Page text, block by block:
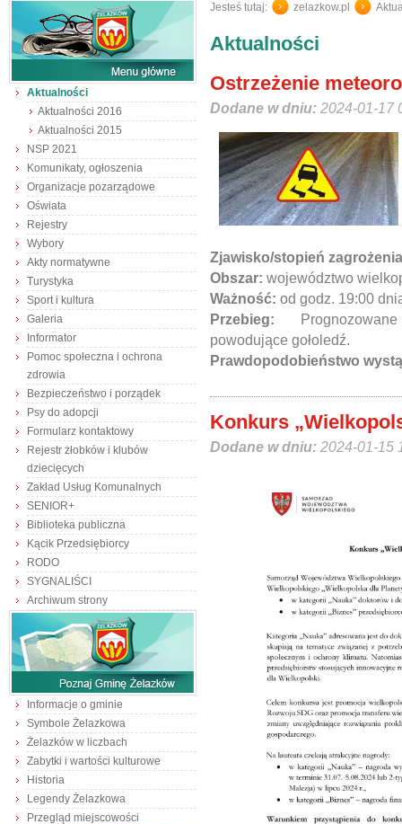
Aktualności
Aktualności 2016
Aktualności 2015
NSP 2021
Komunikaty, ogłoszenia
Organizacje pozarządowe
Oświata
Rejestry
Wybory
Akty normatywne
Turystyka
Sport i kultura
Galeria
Informator
Pomoc społeczna i ochrona
zdrowia
Bezpieczeństwo i porządek
Psy do adopcji
Formularz kontaktowy
Rejestr żłobków i klubów
dziecięcych
Zakład Usług Komunalnych
SENIOR+
Biblioteka publiczna
Kącik Przedsiębiorcy
RODO
SYGNALIŚCI
Archiwum strony
Informacje o gminie
Symbole Żelazkowa
Żelazków w liczbach
Zabytki i wartości kulturowe
Historia
Legendy Żelazkowa
Przegląd miejscowości
Jesteś tutaj: zelazkow.pl
Aktualności
Ostrzeżenie
Dodane w dniu: 2024-01-17
Zjawisko/stopień
Obszar: województwo
Ważność: od godz. 19:00
Przebieg:
powodujące gołoledź.
Prawdopodobieństwo
Konkurs
Dodane w dniu: 2024-01-15